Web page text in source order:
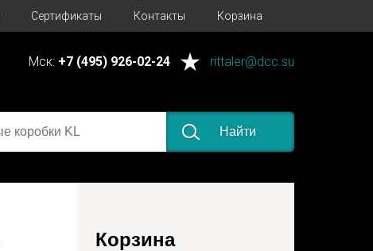
Сертификаты Контакты Корзина
Мск: +7 (495) 926-02-24 rittaler@dcc.su
Найти
Корзина